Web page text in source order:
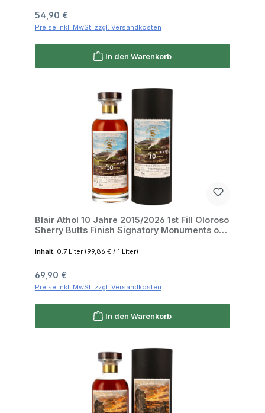
Regulärer Preis:
54,90 €
Preise inkl. MwSt. zzgl. Versandkosten
In den Warenkorb
Blair Athol 10 Jahre 2015/2026 1st Fill Oloroso
Sherry Butts Finish Signatory Monuments of
Inhalt: 0.7 Liter (99,86 € / 1 Liter)
Regulärer Preis:
69,90 €
Preise inkl. MwSt. zzgl. Versandkosten
In den Warenkorb